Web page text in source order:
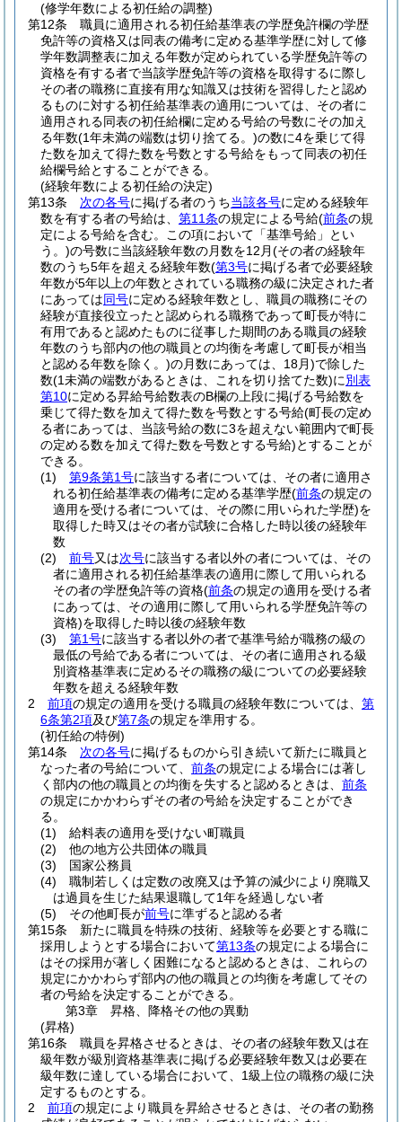
(修学年数による初任給の調整)
第12条
職員に適用される初任給基準表の学歴免許欄の学歴
免許等の資格又は同表の備考に定める基準学歴に対して修
学年数調整表に加える年数が定められている学歴免許等の
資格を有する者で当該学歴免許等の資格を取得するに際し
その者の職務に直接有用な知識又は技術を習得したと認め
るものに対する初任給基準表の適用については、その者に
適用される同表の初任給欄に定める号給の号数にその加え
る年数(1年未満の端数は切り捨てる。)の数に4を乗じて得
た数を加えて得た数を号数とする号給をもって同表の初任
給欄号給とすることができる。
(経験年数による初任給の決定)
第13条
次の各号に掲げる者のうち当該各号に定める経験年
数を有する者の号給は、 第11条の規定による号給(前条の規
定による号給を含む。この項において「基準号給」とい
う。)の号数に当該経験年数の月数を12月(その者の経験年
数のうち5年を超える経験年数(第3号に掲げる者で必要経験
年数が5年以上の年数とされている職務の級に決定された者
にあっては同号に定める経験年数とし、職員の職務にその
経験が直接役立ったと認められる職務であって町長が特に
有用であると認めたものに従事した期間のある職員の経験
年数のうち部内の他の職員との均衡を考慮して町長が相当
と認める年数を除く。)の月数にあっては、18月)で除した
数(1未満の端数があるときは、これを切り捨てた数)に別表
第10に定める昇給号給数表のB欄の上段に掲げる号給数を
乗じて得た数を加えて得た数を号数とする号給(町長の定め
る者にあっては、当該号給の数に3を超えない範囲内で町長
の定める数を加えて得た数を号数とする号給)とすることが
できる。
(1)
第9条第1号に該当する者については、その者に適用さ
れる初任給基準表の備考に定める基準学歴(前条の規定の
適用を受ける者については、その際に用いられた学歴)を
取得した時又はその者が試験に合格した時以後の経験年
数
(2)
前号又は次号に該当する者以外の者については、その
者に適用される初任給基準表の適用に際して用いられる
その者の学歴免許等の資格(前条の規定の適用を受ける者
にあっては、その適用に際して用いられる学歴免許等の
資格)を取得した時以後の経験年数
(3)
第1号に該当する者以外の者で基準号給が職務の級の
最低の号給である者については、その者に適用される級
別資格基準表に定めるその職務の級についての必要経験
年数を超える経験年数
2
前項の規定の適用を受ける職員の経験年数については、 第
6条第2項及び第7条の規定を準用する。
(初任給の特例)
第14条
次の各号に掲げるものから引き続いて新たに職員と
なった者の号給について、 前条の規定による場合には著し
く部内の他の職員との均衡を失すると認めるときは、 前条
の規定にかかわらずその者の号給を決定することができ
る。
(1)
給料表の適用を受けない町職員
(2)
他の地方公共団体の職員
(3)
国家公務員
(4)
職制若しくは定数の改廃又は予算の減少により廃職又
は過員を生じた結果退職して1年を経過しない者
(5)
その他町長が前号に準ずると認める者
第15条
新たに職員を特殊の技術、経験等を必要とする職に
採用しようとする場合において第13条の規定による場合に
はその採用が著しく困難になると認めるときは、これらの
規定にかかわらず部内の他の職員との均衡を考慮してその
者の号給を決定することができる。
第3章
昇格、降格その他の異動
(昇格)
第16条
職員を昇格させるときは、その者の経験年数又は在
級年数が級別資格基準表に掲げる必要経験年数又は必要在
級年数に達している場合において、1級上位の職務の級に決
定するものとする。
2
前項の規定により職員を昇給させるときは、その者の勤務